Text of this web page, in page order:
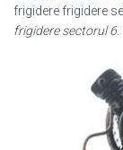
frigidere frigidere
frigidere sectorul 6.